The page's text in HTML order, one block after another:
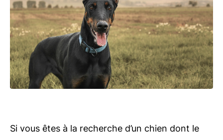
Si vous êtes à la recherche d’un chien dont le